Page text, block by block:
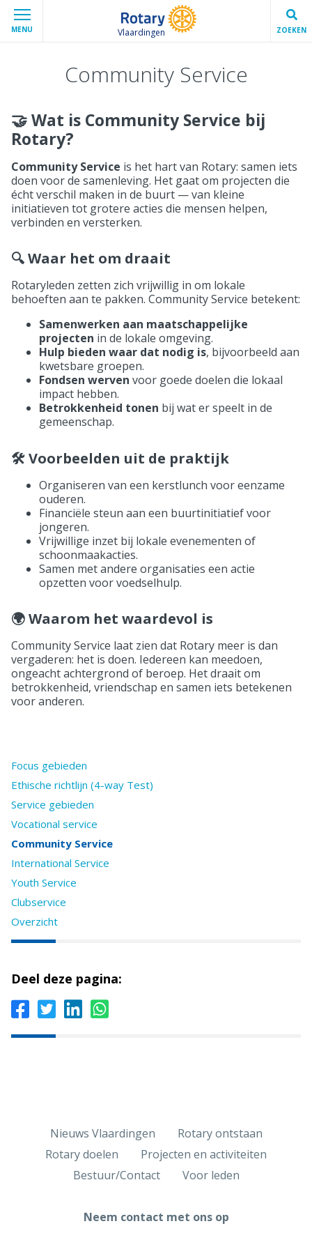
MENU Vlaardingen ZOEKEN
Community Service
🤝 Wat is Community Service bij
Rotary?
Community Service is het hart van Rotary: samen iets
doen voor de samenleving. Het gaat om projecten die
écht verschil maken in de buurt — van kleine
initiatieven tot grotere acties die mensen helpen,
verbinden en versterken.
🔍 Waar het om draait
Rotaryleden zetten zich vrijwillig in om lokale
behoeften aan te pakken. Community Service betekent:
Samenwerken aan maatschappelijke
projecten in de lokale omgeving.
Hulp bieden waar dat nodig is, bijvoorbeeld aan
kwetsbare groepen.
Fondsen werven voor goede doelen die lokaal
impact hebben.
Betrokkenheid tonen bij wat er speelt in de
gemeenschap.
🛠 Voorbeelden uit de praktijk
Organiseren van een kerstlunch voor eenzame
ouderen.
Financiële steun aan een buurtinitiatief voor
jongeren.
Vrijwillige inzet bij lokale evenementen of
schoonmaakacties.
Samen met andere organisaties een actie
opzetten voor voedselhulp.
🌍 Waarom het waardevol is
Community Service laat zien dat Rotary meer is dan
vergaderen: het is doen. Iedereen kan meedoen,
ongeacht achtergrond of beroep. Het draait om
betrokkenheid, vriendschap en samen iets betekenen
voor anderen.
Focus gebieden
Ethische richtlijn (4-way Test)
Service gebieden
Vocational service
Community Service
International Service
Youth Service
Clubservice
Overzicht
Deel deze pagina:
Nieuws Vlaardingen
Rotary ontstaan
Rotary doelen
Projecten en activiteiten
Bestuur/Contact
Voor leden
Neem contact met ons op